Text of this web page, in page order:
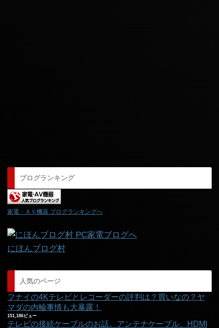
ブログランキング
家電・ＡＶ機器 ブログランキングへ
にほんブログ村
人気のページ
フナイの4Kテレビとレコーダーの評判は？買いなの？ヤ
マダの内輪事情も大暴露！
151,186ビュー
テレビの接続ケーブルのお話。アンテナケーブル、HDMI